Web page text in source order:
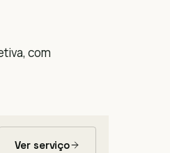
com
Ver serviço